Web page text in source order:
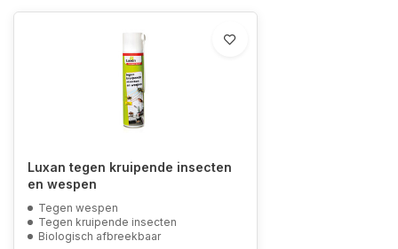
Luxan tegen kruipende insecten
en wespen
Tegen wespen
Tegen kruipende insecten
Biologisch afbreekbaar